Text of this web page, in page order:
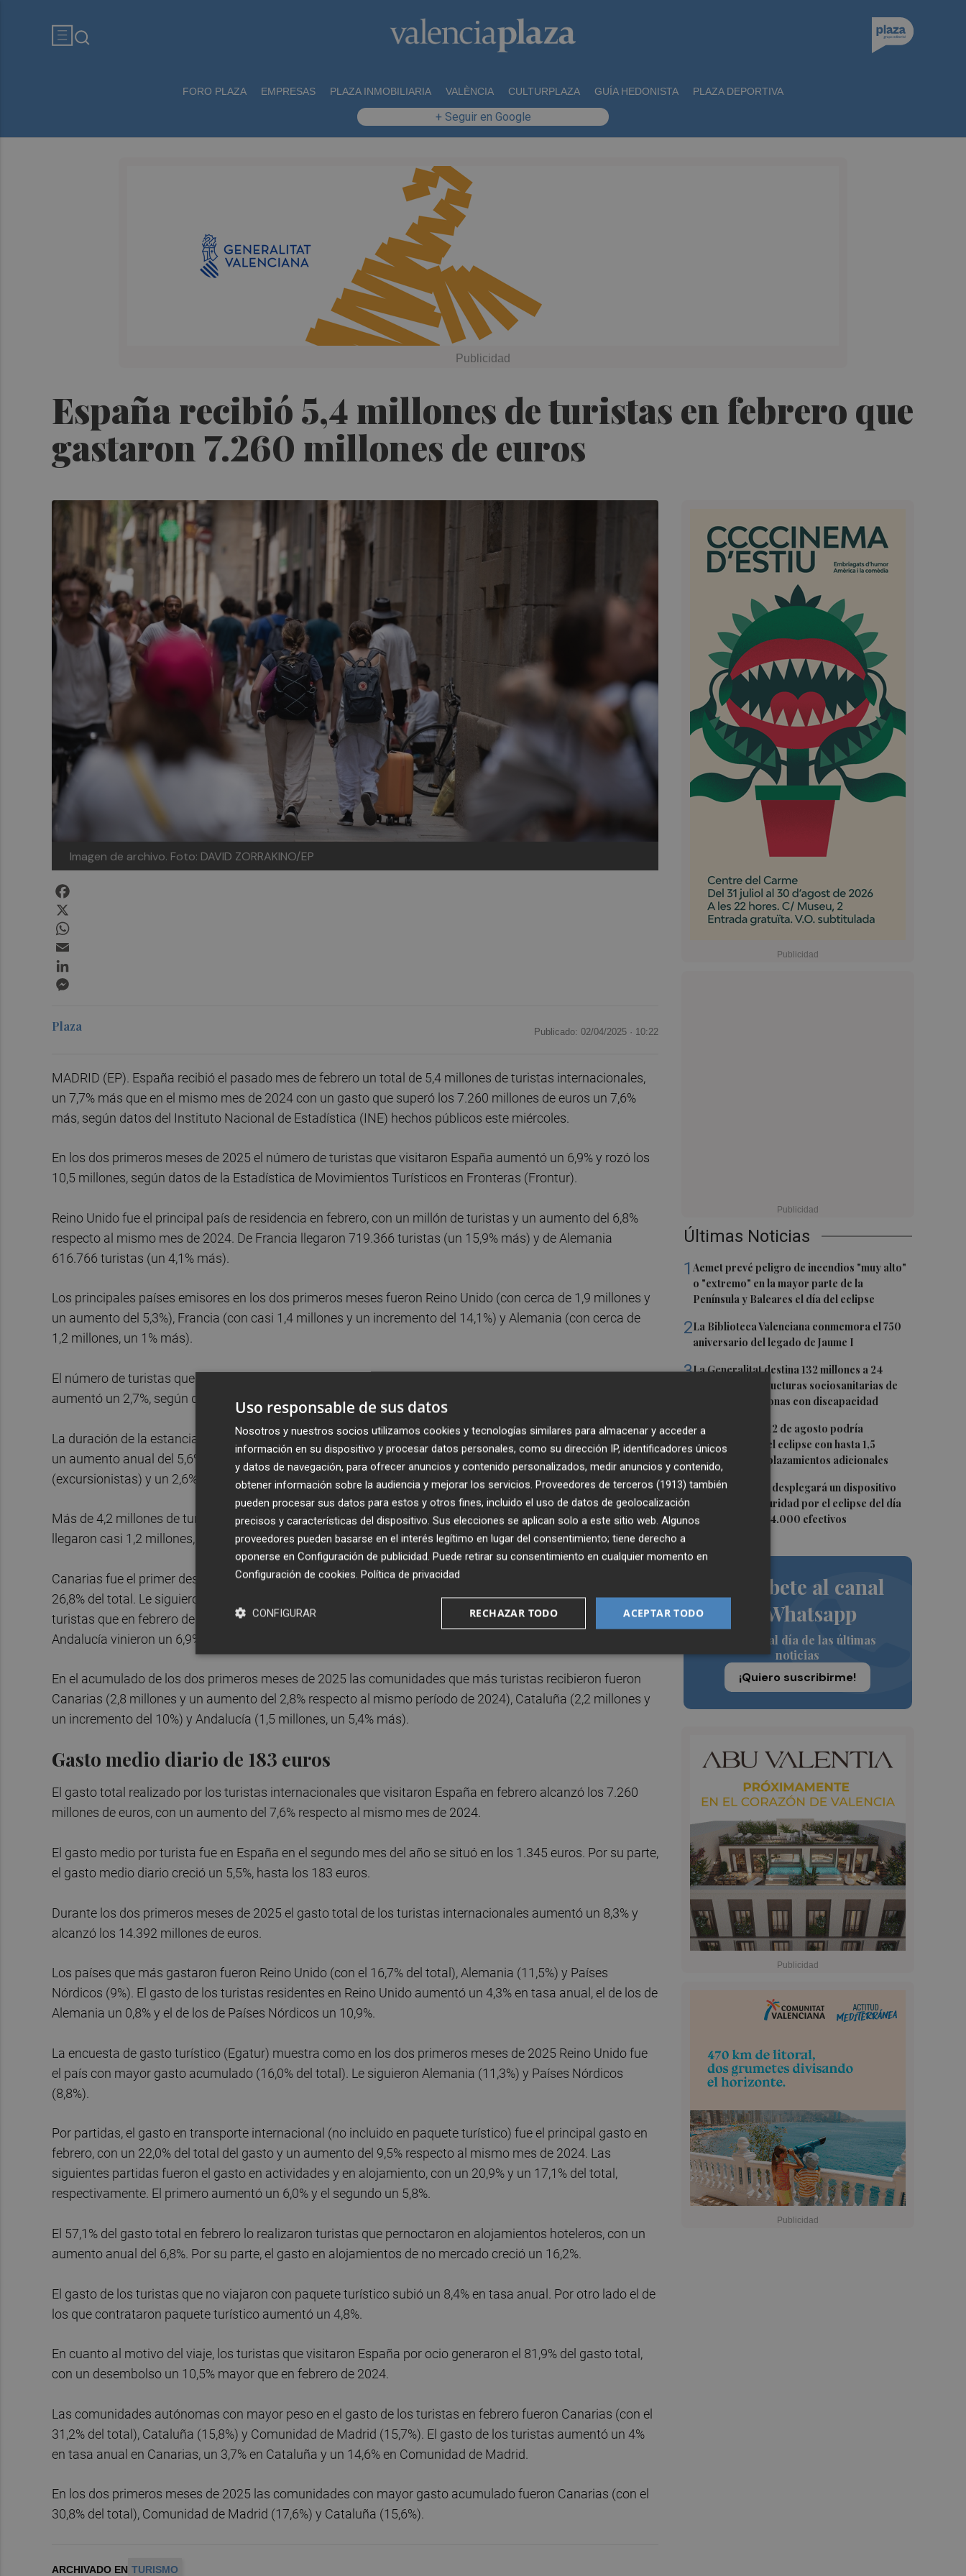
FORO PLAZA EMPRESAS PLAZA INMOBILIARIA VALÈNCIA CULTURPLAZA GUÍA HEDONISTA PLAZA DEPORTIVA
+ Seguir en Google
España recibió 5,4 millones de turistas en febrero que
gastaron 7.260 millones de euros
Imagen de archivo. Foto: DAVID ZORRAKINO/EP
Últimas Noticias
1Aemet prevé peligro de incendios "muy alto"
o "extremo" en la mayor parte de la
Península y Baleares el día del eclipse
2La Biblioteca Valenciana conmemora el 750
aniversario del legado de Jaume I
3La Generalitat destina 132 millones a 24
nuevas infraestructuras sociosanitarias de
mayores y personas con discapacidad
4La movilidad el 12 de agosto podría
duplicarse por el eclipse con hasta 1,5
millones de desplazamientos adicionales
5La Guardia Civil desplegará un dispositivo
especial de seguridad por el eclipse del día
12, con más de 24.000 efectivos
Suscríbete al canal
de Whatsapp
Siempre al día de las últimas
noticias
¡Quiero suscribirme!
Plaza Publicado: 02/04/2025 · 10:22
MADRID (EP). España recibió el pasado mes de febrero un total de 5,4 millones de turistas internacionales,
un 7,7% más que en el mismo mes de 2024 con un gasto que superó los 7.260 millones de euros un 7,6%
más, según datos del Instituto Nacional de Estadística (INE) hechos públicos este miércoles.
En los dos primeros meses de 2025 el número de turistas que visitaron España aumentó un 6,9% y rozó los
10,5 millones, según datos de la Estadística de Movimientos Turísticos en Fronteras (Frontur).
Reino Unido fue el principal país de residencia en febrero, con un millón de turistas y un aumento del 6,8%
respecto al mismo mes de 2024. De Francia llegaron 719.366 turistas (un 15,9% más) y de Alemania
616.766 turistas (un 4,1% más).
Los principales países emisores en los dos primeros meses fueron Reino Unido (con cerca de 1,9 millones y
un aumento del 5,3%), Francia (con casi 1,4 millones y un incremento del 14,1%) y Alemania (con cerca de
1,2 millones, un 1% más).
El número de turistas que utilizaron alojamiento hotelero creció un 4,2%, mientras que la vivienda en alquiler
aumentó un 2,7%, según datos del instituto estadístico.
La duración de la estancia mayoritaria entre los turistas fue de cuatro a siete noches, con casi 2,6 millones y
un aumento anual del 5,6%. El número de visitantes se incrementó un 15,8% entre los que no pernoctan
(excursionistas) y un 2,6% entre los turistas con mayor duración (más de 15 noches).
Más de 4,2 millones de turistas viajaron sin paquete turístico en febrero, un 9,0% más. Con paquete turístico
llegaron casi 1,2 millones, un 3% más.
Canarias fue el primer destino principal de los turistas que visitaron España el pasado en febrero, con el
26,8% del total. Le siguieron Cataluña (21,1%) y Andalucía (14,4%). A Canarias llegaron un 2,6% más de
turistas que en febrero de 2024. El número de turistas que visitaron Cataluña aumentó un 7,8% y a
Andalucía vinieron un 6,9% más.
En el acumulado de los dos primeros meses de 2025 las comunidades que más turistas recibieron fueron
Canarias (2,8 millones y un aumento del 2,8% respecto al mismo período de 2024), Cataluña (2,2 millones y
un incremento del 10%) y Andalucía (1,5 millones, un 5,4% más).
Gasto medio diario de 183 euros
El gasto total realizado por los turistas internacionales que visitaron España en febrero alcanzó los 7.260
millones de euros, con un aumento del 7,6% respecto al mismo mes de 2024.
El gasto medio por turista fue en España en el segundo mes del año se situó en los 1.345 euros. Por su parte,
el gasto medio diario creció un 5,5%, hasta los 183 euros.
Durante los dos primeros meses de 2025 el gasto total de los turistas internacionales aumentó un 8,3% y
alcanzó los 14.392 millones de euros.
Los países que más gastaron fueron Reino Unido (con el 16,7% del total), Alemania (11,5%) y Países
Nórdicos (9%). El gasto de los turistas residentes en Reino Unido aumentó un 4,3% en tasa anual, el de los de
Alemania un 0,8% y el de los de Países Nórdicos un 10,9%.
La encuesta de gasto turístico (Egatur) muestra como en los dos primeros meses de 2025 Reino Unido fue
el país con mayor gasto acumulado (16,0% del total). Le siguieron Alemania (11,3%) y Países Nórdicos
(8,8%).
Por partidas, el gasto en transporte internacional (no incluido en paquete turístico) fue el principal gasto en
febrero, con un 22,0% del total del gasto y un aumento del 9,5% respecto al mismo mes de 2024. Las
siguientes partidas fueron el gasto en actividades y en alojamiento, con un 20,9% y un 17,1% del total,
respectivamente. El primero aumentó un 6,0% y el segundo un 5,8%.
El 57,1% del gasto total en febrero lo realizaron turistas que pernoctaron en alojamientos hoteleros, con un
aumento anual del 6,8%. Por su parte, el gasto en alojamientos de no mercado creció un 16,2%.
El gasto de los turistas que no viajaron con paquete turístico subió un 8,4% en tasa anual. Por otro lado el de
los que contrataron paquete turístico aumentó un 4,8%.
En cuanto al motivo del viaje, los turistas que visitaron España por ocio generaron el 81,9% del gasto total,
con un desembolso un 10,5% mayor que en febrero de 2024.
Las comunidades autónomas con mayor peso en el gasto de los turistas en febrero fueron Canarias (con el
31,2% del total), Cataluña (15,8%) y Comunidad de Madrid (15,7%). El gasto de los turistas aumentó un 4%
en tasa anual en Canarias, un 3,7% en Cataluña y un 14,6% en Comunidad de Madrid.
En los dos primeros meses de 2025 las comunidades con mayor gasto acumulado fueron Canarias (con el
30,8% del total), Comunidad de Madrid (17,6%) y Cataluña (15,6%).
ARCHIVADO EN TURISMO
Uso responsable de sus datos
Nosotros y nuestros socios utilizamos cookies y tecnologías similares para almacenar y acceder a
información en su dispositivo y procesar datos personales, como su dirección IP, identificadores únicos
y datos de navegación, para ofrecer anuncios y contenido personalizados, medir anuncios y contenido,
obtener información sobre la audiencia y mejorar los servicios. Proveedores de terceros (1913) también
pueden procesar sus datos para estos y otros fines, incluido el uso de datos de geolocalización
precisos y características del dispositivo. Sus elecciones se aplican solo a este sitio web. Algunos
proveedores pueden basarse en el interés legítimo en lugar del consentimiento; tiene derecho a
oponerse en Configuración de publicidad. Puede retirar su consentimiento en cualquier momento en
Configuración de cookies. Política de privacidad
ACEPTAR TODO
RECHAZAR TODO
CONFIGURAR